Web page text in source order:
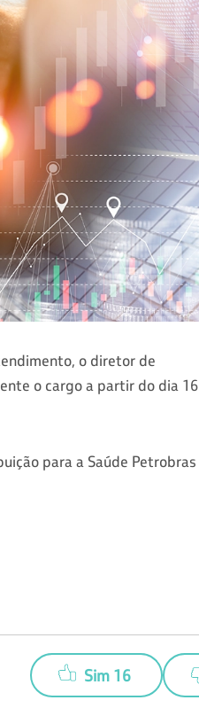
o diretor de
o cargo a partir do dia 16
para a Saúde Petrobras
Sim 16